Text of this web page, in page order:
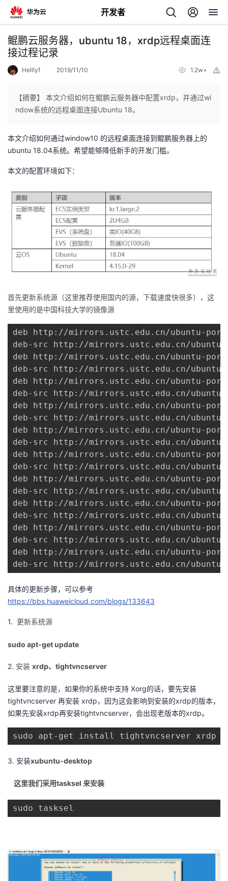
开发者
返
回
人
主
页
我
的
开
发
我
的
客
我
论
坛
的
圈
子
我
的
直
播
我
的
活
动
我
的
关
注
我
的
开
发
者
学
堂
我
程
认
证
的
实
验
我
的
收
藏
我
的
Programs
我
的
支
持
我
的
支
持
我
声
建
议
鲲鹏云服务器，ubuntu 18，xrdp远程桌面连
接过程记录
Helllyf 2019/11/10 1.2w+
【摘要】 本文介绍如何在鲲鹏云服务器中配置xrdp，并通过wi
ndow系统的远程桌面连接Ubuntu 18。
本文介绍如何通过window10 的远程桌面连接到鲲鹏服务器上的
ubuntu 18.04系统。希望能够降低新手的开发门槛。
本文的配置环境如下：
首先更新系统源（这里推荐使用国内的源，下载速度快很多），这
里使用的是中国科技大学的镜像源
deb http://mirrors.ustc.edu.cn/ubuntu-
deb-src http://mirrors.ustc.edu.cn/
deb http://mirrors.ustc.edu.cn/ubuntu-
deb-src http://mirrors.ustc.edu.cn/
deb http://mirrors.ustc.edu.cn/ubuntu-
deb-src http://mirrors.ustc.edu.cn/ubuntu-
deb http://mirrors.ustc.edu.cn/ubuntu-
deb-src http://mirrors.ustc.edu.cn/ubuntu-
deb http://mirrors.ustc.edu.cn/ubuntu-
deb-src http://mirrors.ustc.edu.cn/
deb http://mirrors.ustc.edu.cn/ubuntu-
deb-src http://mirrors.ustc.edu.cn/ubuntu-
deb http://mirrors.ustc.edu.cn/ubuntu-
deb-src http://mirrors.ustc.edu.cn/ubuntu-
deb http://mirrors.ustc.edu.cn/ubuntu-
deb-src http://mirrors.ustc.edu.cn/
deb http://mirrors.ustc.edu.cn/ubuntu-
deb-src http://mirrors.ustc.edu.cn/
deb http://mirrors.ustc.edu.cn/ubuntu-
deb-src http://mirrors.ustc.edu.cn/
具体的更新步骤，可以参考
https://bbs.huaweicloud.com/blogs/133643
1. 更新系统源
sudo apt-get update
2. 安装 xrdp、tightvncserver
这里要注意的是，如果你的系统中支持 Xorg的话，要先安装
tightvncserver 再安装 xrdp，因为这会影响到安装的xrdp的版本，
如果先安装xrdp再安装tightvncserver，会出现老版本的xrdp。
sudo apt-get install tightvncserver xrdp
3. 安装xubuntu-desktop
这里我们采用tasksel 来安装
sudo tasksel